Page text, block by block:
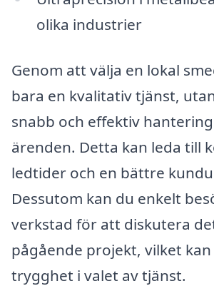
olika industrier
Genom att välja en lokal
bara en kvalitativ tjänst,
snabb och effektiv
ärenden. Detta kan leda till
ledtider och en bättre
Dessutom kan du enkelt
verkstad för att diskutera
pågående projekt, vilket kan
trygghet i valet av tjänst.